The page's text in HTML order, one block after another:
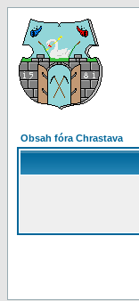
Obsah fóra Chrastava